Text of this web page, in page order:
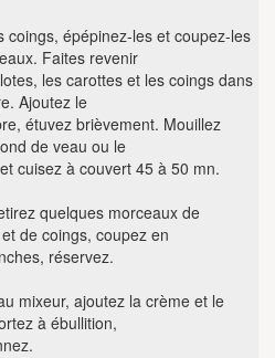
coings, épépinez-les et coupez-les
Faites revenir
les carottes et les coings dans
Ajoutez le
étuvez brièvement. Mouillez
de veau ou le
cuisez à couvert 45 à 50 mn.
quelques morceaux de
de coings, coupez en
réservez.
mixeur, ajoutez la crème et le
à ébullition,